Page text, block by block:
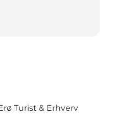
Turist & Erhverv